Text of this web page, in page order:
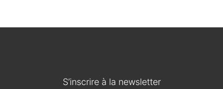
S’inscrire à la newsletter